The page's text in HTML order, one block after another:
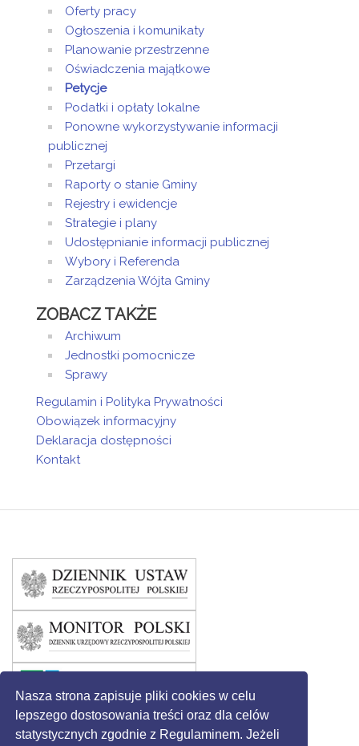
Nasza strona zapisuje pliki cookies w celu
lepszego dostosowania treści oraz dla celów
statystycznych zgodnie z Regulaminem. Jeżeli
Oferty pracy
Ogłoszenia i komunikaty
Planowanie przestrzenne
Oświadczenia majątkowe
Petycje
Podatki i opłaty lokalne
Ponowne wykorzystywanie informacji
publicznej
Przetargi
Raporty o stanie Gminy
Rejestry i ewidencje
Strategie i plany
Udostępnianie informacji publicznej
Wybory i Referenda
Zarządzenia Wójta Gminy
ZOBACZ TAKŻE
Archiwum
Jednostki pomocnicze
Sprawy
Regulamin i Polityka Prywatności
Obowiązek informacyjny
Deklaracja dostępności
Kontakt